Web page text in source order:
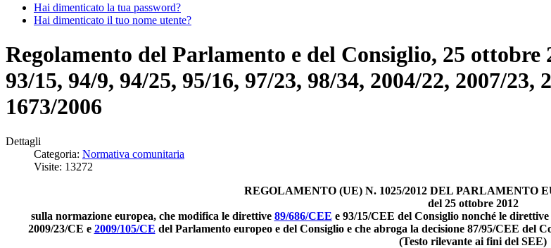
Hai dimenticato la tua password?
Hai dimenticato il tuo nome utente?
Regolamento del Parlamento e del Consiglio, 25
93/15, 94/9, 94/25, 95/16, 97/23, 98/34, 2004/22, 2007/23,
1673/2006
Dettagli
Categoria: Normativa comunitaria
Visite: 13272
REGOLAMENTO (UE) N. 1025/2012 DEL PARLAMENTO
del 25 ottobre 2012
sulla normazione europea, che modifica le direttive 89/686/CEE e 93/15/CEE del Consiglio nonché le direttive
2009/23/CE e 2009/105/CE del Parlamento europeo e del Consiglio e che abroga la decisione 87/95/CEE del
(Testo rilevante ai fini del SEE)